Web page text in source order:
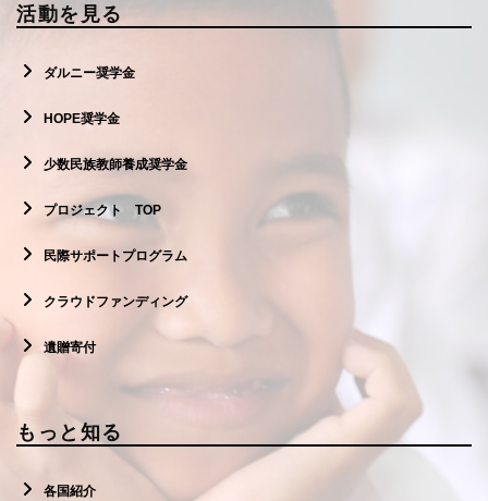
活動を見る
ダルニー奨学金
HOPE奨学金
少数民族教師養成奨学金
プロジェクト TOP
民際サポートプログラム
クラウドファンディング
遺贈寄付
もっと知る
各国紹介